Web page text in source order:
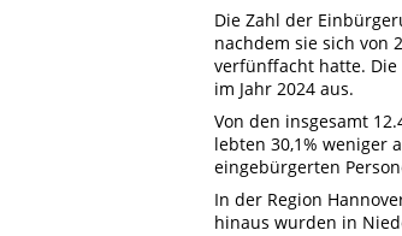
Die Zahl der
nachdem sie sich von
verfünffacht hatte. Die
im Jahr 2024 aus.
Von den insgesamt
lebten 30,1% weniger
eingebürgerten
In der Region
hinaus wurden in